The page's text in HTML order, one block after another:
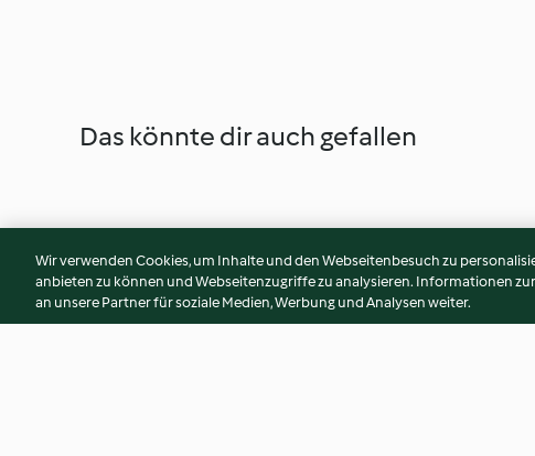
Das könnte dir auch gefallen
Wir verwenden Cookies, um Inhalte und den Webseitenbesuch zu
anbieten zu können und Webseitenzugriffe zu analysieren. Informationen
an unsere Partner für soziale Medien, Werbung und Analysen weiter.